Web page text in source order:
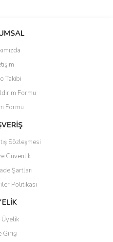
siz yapın!
Yaz
görüntülenemiyor.
bulunuyor.
pahalı.
olmalı.
Takibi
Formu
Formu
Sözleşmesi
Güvenlik
Şartları
Politikası
Üyelik
Girişi